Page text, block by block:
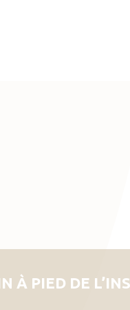
À PIED DE